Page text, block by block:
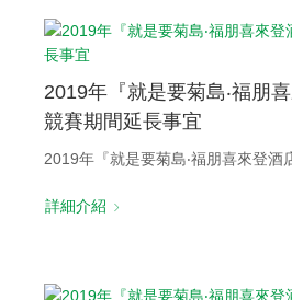
2019年『就是要菊島‧福朋
競賽期間延長事宜
詳細介紹